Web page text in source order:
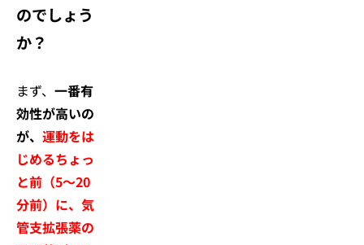
のでしょう
か？
まず、 一番有
効性が高いの
が、 運動をは
じめるちょっ
と前（5～20
分前）に、気
管支拡張薬の